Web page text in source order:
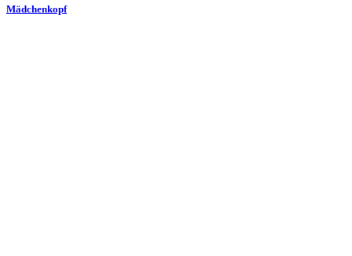
Mädchenkopf